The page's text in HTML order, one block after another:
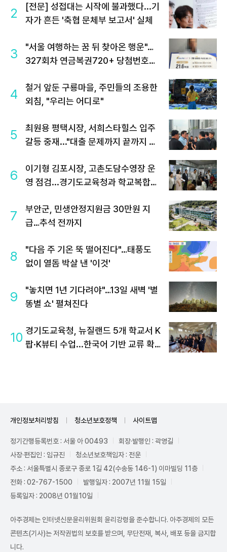
2
[전문] 성접대는 시작에 불과했다...기
자가 흔든 '축협 문체부 보고서' 실체
3
"서울 여행하는 꿈 뒤 찾아온 행운"…
327회차 연금복권720+ 당첨번호조
4
철거 앞둔 구룡마을, 주민들의 조용한
외침, "우리는 어디로"
5
최원용 평택시장, 서희스타힐스 입주
갈등 중재..."대출 문제까지 끝까지 살
6
이기형 김포시장, 고촌도담수영장 운
영 점검...경기도교육청과 학교복합시
7
부안군, 민생안정지원금 30만원 지
급…추석 전까지
8
"다음 주 기온 뚝 떨어진다"…태풍도
없이 열돔 박살 낸 '이것'
9
"놓치면 1년 기다려야"…13일 새벽 '별
똥별 쇼' 펼쳐진다
10 경기도교육청, 뉴질랜드 5개 학교서 K
팝·K뷰티 수업...한국어 기반 교류 확
개인정보처리방침 청소년보호정책 사이트맵
정기간행등록번호 : 서울 아 00493
회장·발행인 : 곽영길
사장·편집인 : 임규진
청소년보호책임자 : 전운
주소 : 서울특별시 종로구 종로 1길 42(수송동 146-1) 이마빌딩 11층
전화 : 02-767-1500
발행일자 : 2007년 11월 15일
등록일자 : 2008년 01월10일
아주경제는 인터넷신문윤리위원회 윤리강령을 준수합니다. 아주경제의 모든
콘텐츠(기사)는 저작권법의 보호를 받으며, 무단전재, 복사, 배포 등을 금지합
니다.